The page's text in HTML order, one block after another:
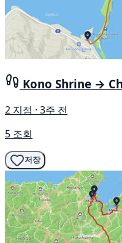
Kono Shrine →
2 지점 · 3주 전
5 조회
저장